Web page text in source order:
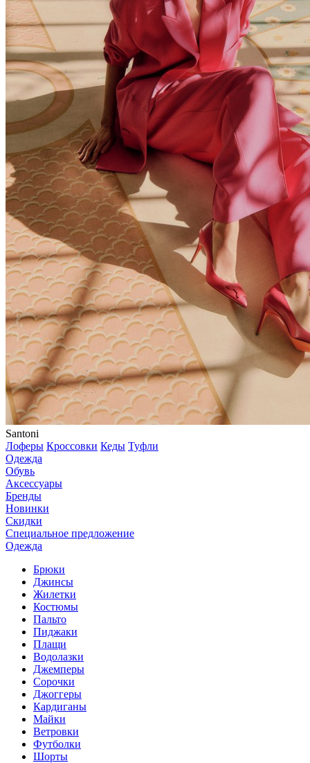
Santoni
Лоферы Кроссовки Кеды Туфли
Одежда
Обувь
Аксессуары
Бренды
Новинки
Скидки
Специальное предложение
Одежда
Брюки
Джинсы
Жилетки
Костюмы
Пальто
Пиджаки
Плащи
Водолазки
Джемперы
Сорочки
Джоггеры
Кардиганы
Майки
Ветровки
Футболки
Шорты